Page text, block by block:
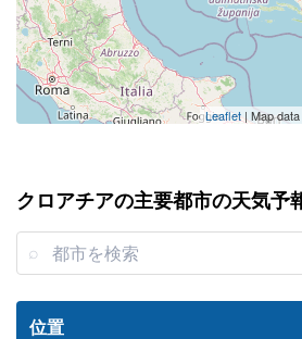
Leaflet | Map
クロアチアの主要都市の天気予
位置